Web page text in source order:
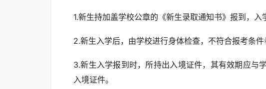
1.新生持加盖学校公章的《新生录取通知书》报到，
2.新生入学后，由学校进行身体检查，不符合报考条件
3.新生入学报到时，所持出入境证件，其有效期应与
入境证件。